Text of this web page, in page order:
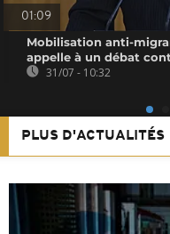
01:09
Mobilisation anti-
appelle à un débat
31/07 - 10:32
PLUS D'ACTUALITÉS